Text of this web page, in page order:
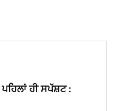
ਹੀ ਸਪੱਸ਼ਟ :